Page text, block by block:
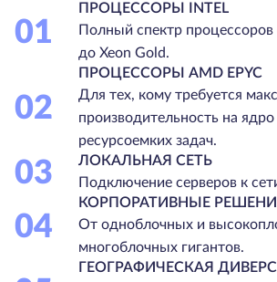
01
ПРОЦЕССОРЫ INTEL
Полный спектр
до Xeon Gold.
02
ПРОЦЕССОРЫ AMD EPYC
Для тех, кому требуется
производительность на ядро
ресурсоемких задач.
03
ЛОКАЛЬНАЯ СЕТЬ
Подключение серверов к
04
КОРПОРАТИВНЫЕ
От одноблочных и
многоблочных гигантов.
ГЕОГРАФИЧЕСКАЯ